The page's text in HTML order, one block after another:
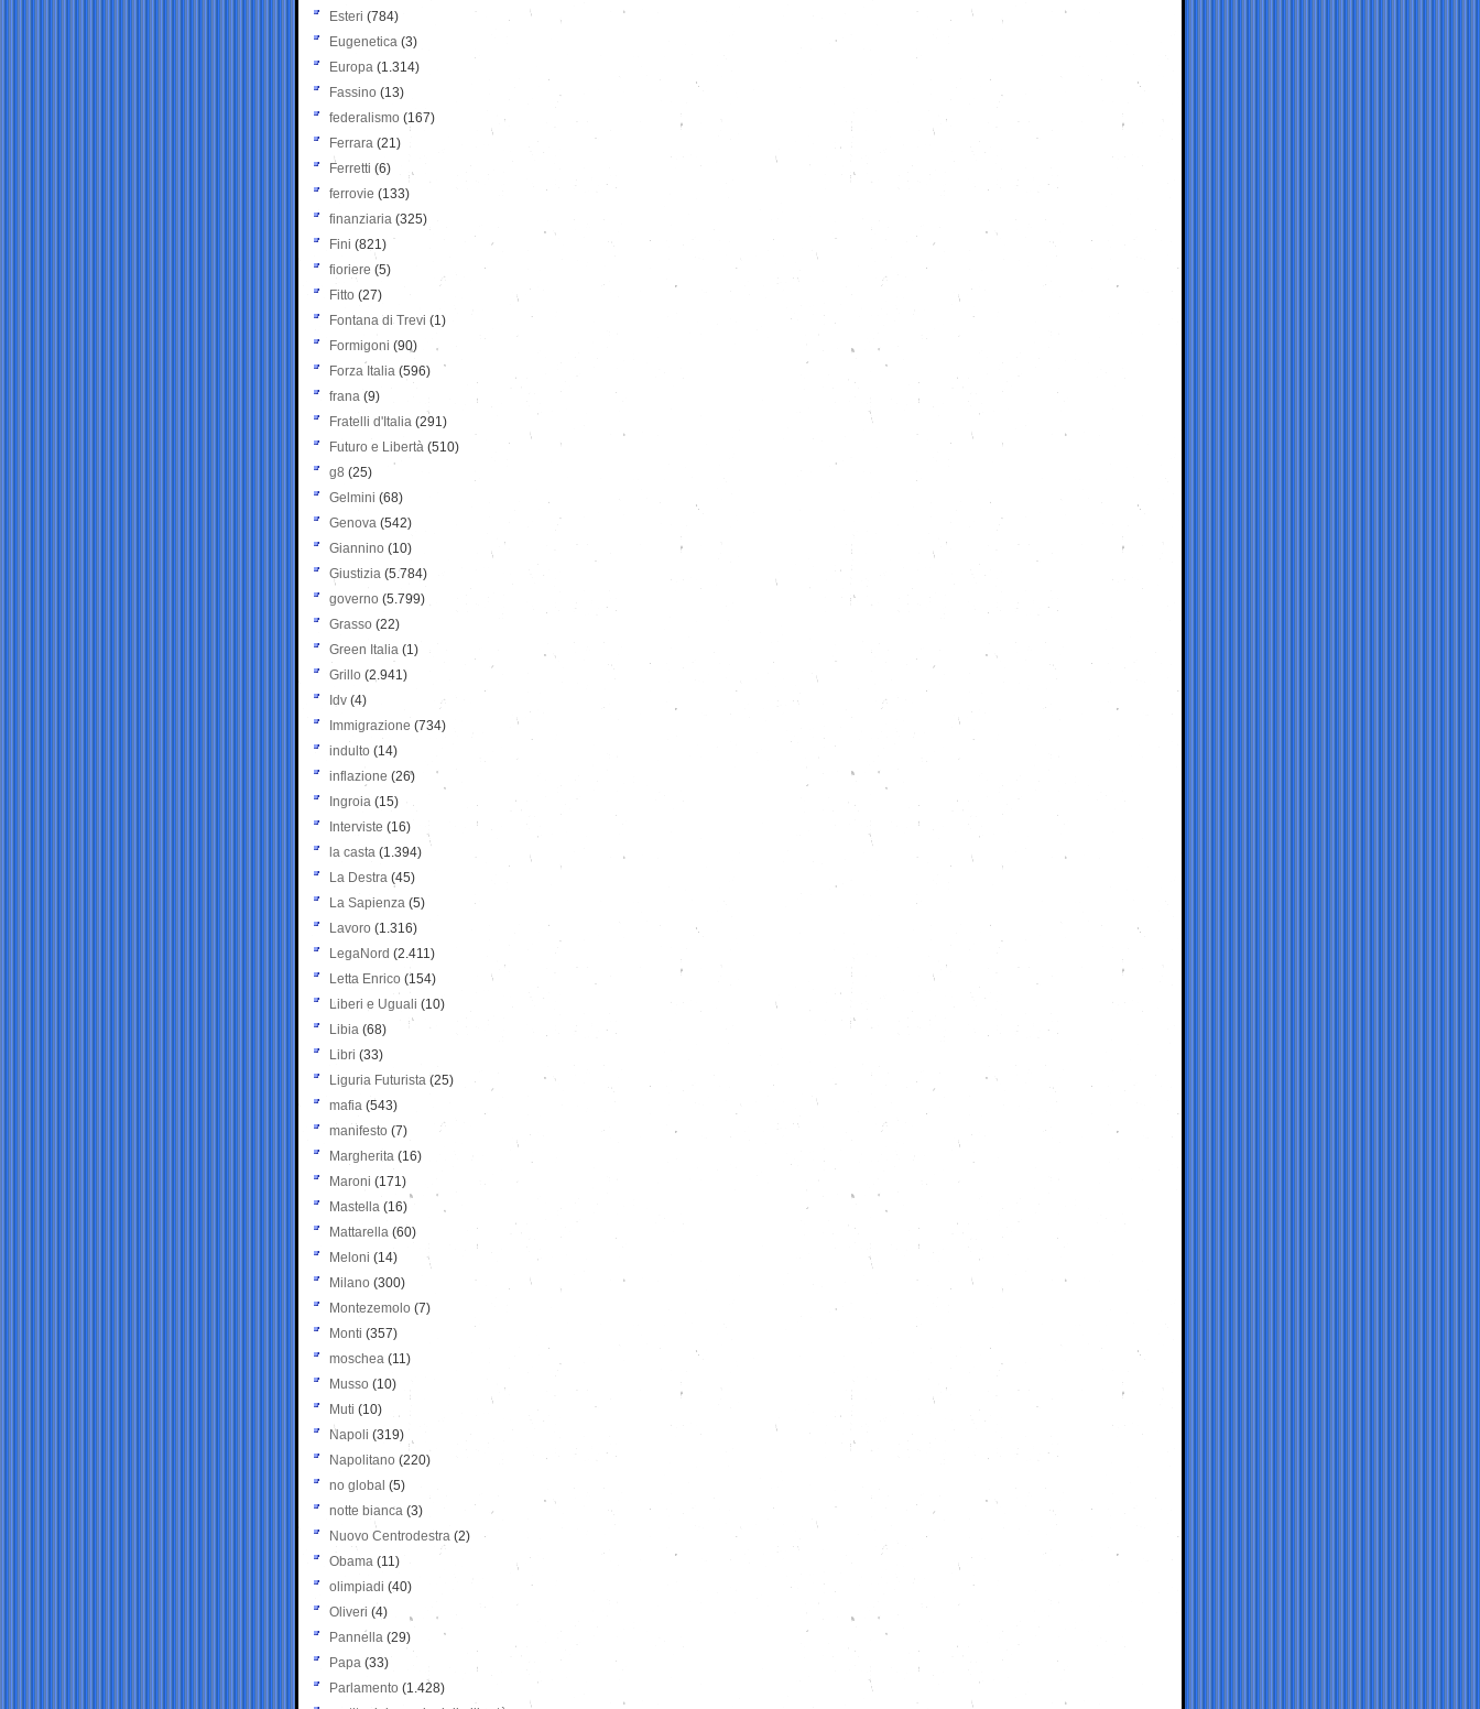
Esteri (784)
Eugenetica (3)
Europa (1.314)
Fassino (13)
federalismo (167)
Ferrara (21)
Ferretti (6)
ferrovie (133)
finanziaria (325)
Fini (821)
fioriere (5)
Fitto (27)
Fontana di Trevi (1)
Formigoni (90)
Forza Italia (596)
frana (9)
Fratelli d'Italia (291)
Futuro e Libertà (510)
g8 (25)
Gelmini (68)
Genova (542)
Giannino (10)
Giustizia (5.784)
governo (5.799)
Grasso (22)
Green Italia (1)
Grillo (2.941)
Idv (4)
Immigrazione (734)
indulto (14)
inflazione (26)
Ingroia (15)
Interviste (16)
la casta (1.394)
La Destra (45)
La Sapienza (5)
Lavoro (1.316)
LegaNord (2.411)
Letta Enrico (154)
Liberi e Uguali (10)
Libia (68)
Libri (33)
Liguria Futurista (25)
mafia (543)
manifesto (7)
Margherita (16)
Maroni (171)
Mastella (16)
Mattarella (60)
Meloni (14)
Milano (300)
Montezemolo (7)
Monti (357)
moschea (11)
Musso (10)
Muti (10)
Napoli (319)
Napolitano (220)
no global (5)
notte bianca (3)
Nuovo Centrodestra (2)
Obama (11)
olimpiadi (40)
Oliveri (4)
Pannella (29)
Papa (33)
Parlamento (1.428)